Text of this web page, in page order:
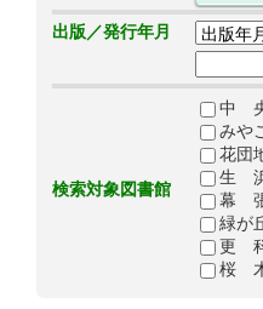
出版／発行年月
検索対象図書館
中
みや
花団
生
幕
緑が
更
桜